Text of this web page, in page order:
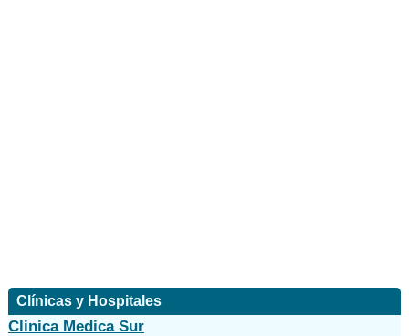
Clínicas y Hospitales
Clinica Medica Sur